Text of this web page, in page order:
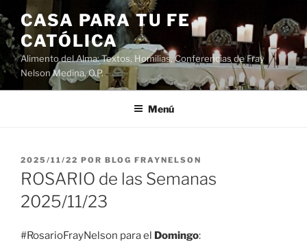
Saltar
al
contenido
CASA PARA TU FE
CATÓLICA
Alimento del Alma: Textos, Homilias, Conferencias de Fray
Nelson Medina, O.P.
Menú
PUBLICADO
EL
2025/11/22 POR BLOG FRAYNELSON
ROSARIO de las Semanas
2025/11/23
#RosarioFrayNelson para el Domingo: